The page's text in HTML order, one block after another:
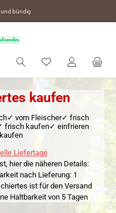
und bündig
Du hast 0
kaufen
vom Fleischer✓ frisch
frisch kaufen✓ einfrieren
Liefertage
hier die näheren Details:
nach Lieferung: 1
ist für den Versand
Haltbarkeit von 5 Tagen